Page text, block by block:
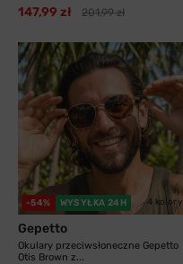
147,99 zł 201,99 zł
-54% WYSYŁKA 24H 4 kolory
Gepetto
Okulary przeciwsłoneczne Gepetto
Otis Brown z...